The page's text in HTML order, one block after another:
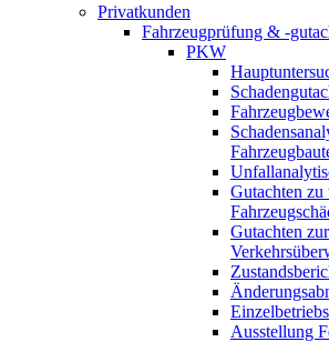
Privatkunden
Fahrzeugprüfung & -
PKW
Gutachten zu
Gutachten zur
Ausstellung